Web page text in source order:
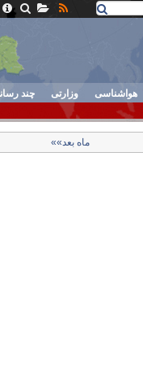
هواشناسی وزارتی چند
ماه بعد»»